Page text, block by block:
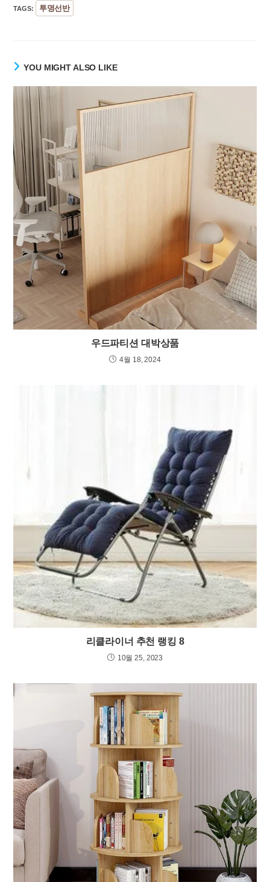
TAGS: 투명선반
YOU MIGHT ALSO LIKE
우드파티션 대박상품
4월 18, 2024
리클라이너 추천 랭킹 8
10월 25, 2023